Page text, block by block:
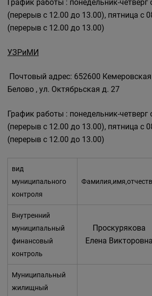
График работы : понедельник-четверг
(перерыв с 12.00 до 13.00), пятница с
(перерыв с 12.00 до 13.00)
УЗРиМИ
Почтовый адрес: 652600 Кемеровская
Белово , ул. Октябрьская д. 27
График работы : понедельник-четверг
(перерыв с 12.00 до 13.00), пятница с
(перерыв с 12.00 до 13.00)
вид
муниципального
контроля
Внутренний
муниципальный
финансовый
контроль
Проскурякова
Елена Викторовна
Муниципальный
жилищный